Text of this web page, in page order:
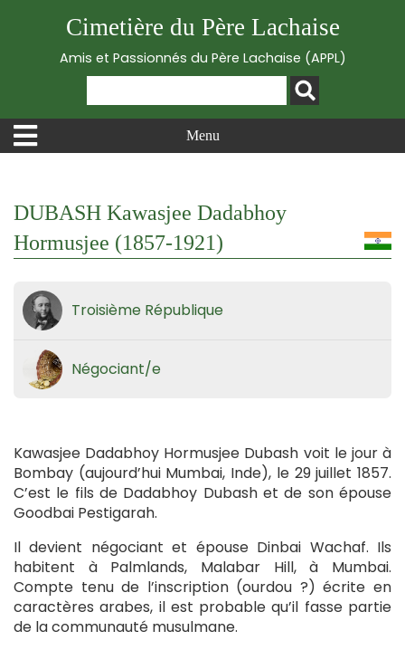
Cimetière du Père Lachaise
Amis et Passionnés du Père Lachaise (APPL)
Menu
DUBASH Kawasjee Dadabhoy
Hormusjee (1857-1921)
Troisième République
Négociant/e
Kawasjee Dadabhoy Hormusjee Dubash voit le jour à
Bombay (aujourd’hui Mumbai, Inde), le 29 juillet 1857.
C’est le fils de Dadabhoy Dubash et de son épouse
Goodbai Pestigarah.
Il devient négociant et épouse Dinbai Wachaf. Ils
habitent à Palmlands, Malabar Hill, à Mumbai.
Compte tenu de l’inscription (ourdou ?) écrite en
caractères arabes, il est probable qu’il fasse partie
de la communauté musulmane.